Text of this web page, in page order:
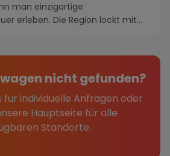
man einzigartige
erleben. Die Region lockt mit
nicht gefunden?
für individuelle Anfragen oder
Hauptseite für alle
Standorte.